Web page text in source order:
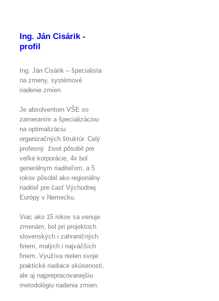
Ing. Ján Cisárik -
profil
Ing. Ján Cisárik – špecialista
na zmeny, systémové
riadenie zmien
Je absolventom VŠE so
zameraním a špecializáciou
na optimalizáciu
organizačných štruktúr. Celý
profesný život pôsobil pre
veľké korporácie, 4x bol
generálnym riaditeľom, a 5
rokov pôsobil ako regionálny
riaditeľ pre časť Východnej
Európy v Nemecku.
Viac ako 15 rokov sa venuje
zmenám, bol pri projektoch
slovenských i zahraničných
firiem, malých i najväčších
firiem. Využíva nielen svoje
praktické riadiace skúsenosti,
ale aj najprepracovanejšiu
metodológiu riadenia zmien.